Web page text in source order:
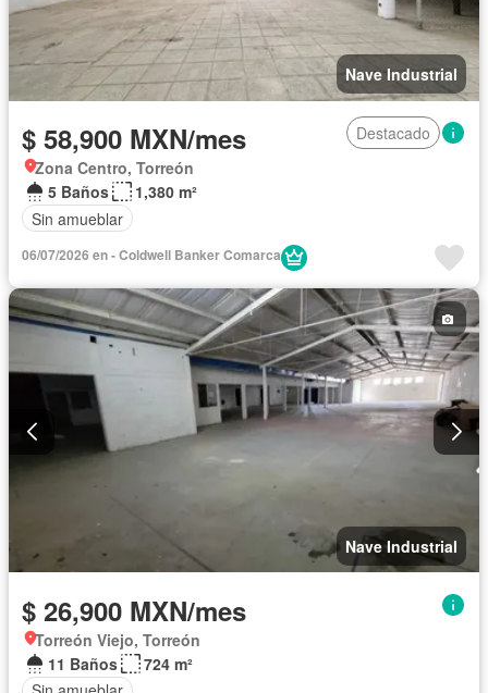
Nave Industrial
$ 58,900 MXN/mes
Destacado
Zona Centro, Torreón
5 Baños
1,380 m²
Sin amueblar
06/07/2026 en - Coldwell Banker Comarca
Nave Industrial
$ 26,900 MXN/mes
Torreón Viejo, Torreón
11 Baños
724 m²